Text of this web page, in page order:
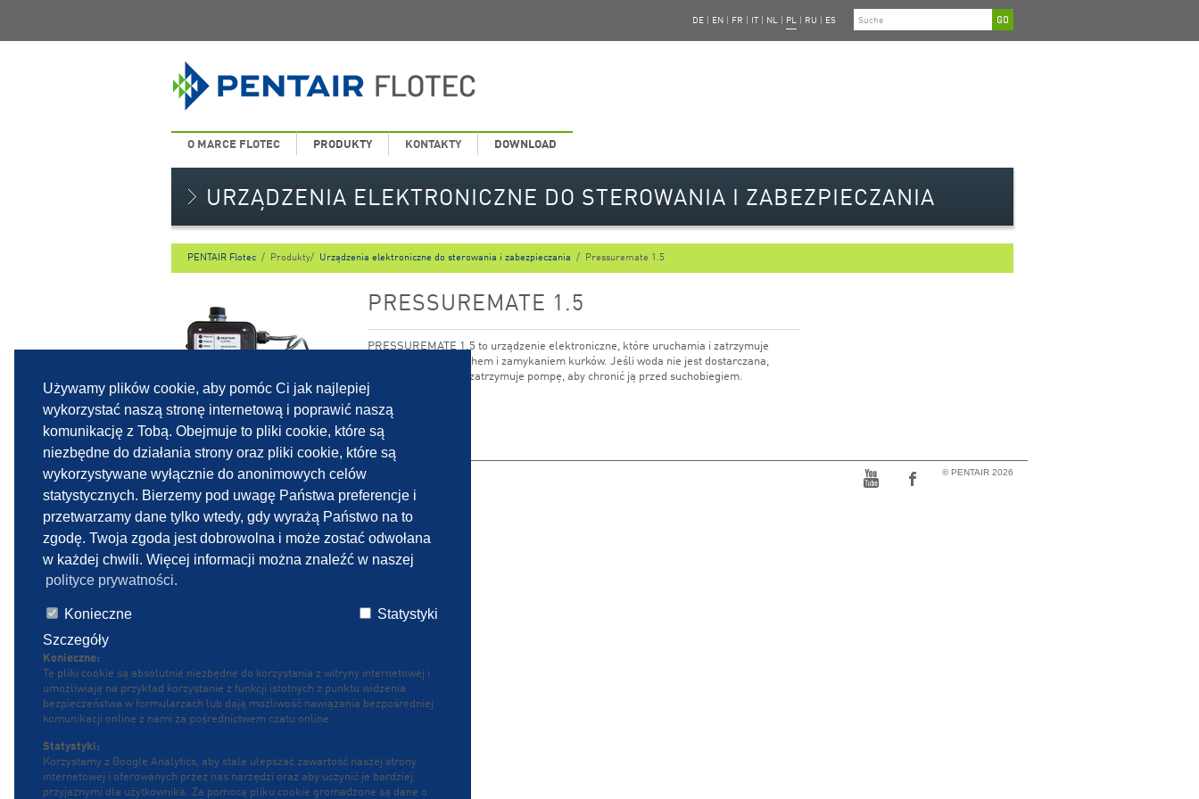
Używamy plików cookie, aby pomóc Ci jak najlepiej
wykorzystać naszą stronę internetową i poprawić naszą
komunikację z Tobą. Obejmuje to pliki cookie, które są
niezbędne do działania strony oraz pliki cookie, które są
wykorzystywane wyłącznie do anonimowych celów
statystycznych. Bierzemy pod uwagę Państwa preferencje i
przetwarzamy dane tylko wtedy, gdy wyrażą Państwo na to
zgodę. Twoja zgoda jest dobrowolna i może zostać odwołana
w każdej chwili. Więcej informacji można znaleźć w naszej
polityce prywatności.
Konieczne
Statystyki
Szczegóły
Konieczne:
Te pliki cookie są absolutnie niezbędne do korzystania z witryny internetowej i
umożliwiają na przykład korzystanie z funkcji istotnych z punktu widzenia
bezpieczeństwa w formularzach lub dają możliwość nawiązania bezpośredniej
komunikacji online z nami za pośrednictwem czatu online.
Statystyki:
Korzystamy z Google Analytics, aby stale ulepszać zawartość naszej strony
internetowej i oferowanych przez nas narzędzi oraz aby uczynić je bardziej
przyjaznymi dla użytkownika. Za pomocą pliku cookie gromadzone są dane o
DE EN FR IT NL PL RU ES
O MARCE FLOTEC PRODUKTY KONTAKTY DOWNLOAD
URZĄDZENIA ELEKTRONICZNE DO STEROWANIA I ZABEZPIECZANIA
PENTAIR Flotec / Produkty/ Urządzenia elektroniczne do sterowania i zabezpieczania / Pressuremate 1.5
PRESSUREMATE 1.5
PRESSUREMATE 1.5 to urządzenie elektroniczne, które uruchamia i zatrzymuje
pompę zgodnie z ruchem i zamykaniem kurków. Jeśli woda nie jest dostarczana,
układ elektroniczny zatrzymuje pompę, aby chronić ją przed suchobiegiem.
Kod. ZB 902370
NOTA PRAWNA OŚWIADCZENIE O OCHRONIE DANYCH © PENTAIR 2026